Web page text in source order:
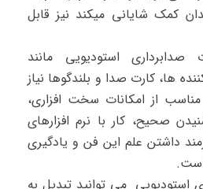
کمک شایانی میکند نیز قابل
استودیویی مانند
ها، کارت صدا و بلندگوها نیاز
از امکانات سخت افزاری،
صحیح، کار با نرم افزارهای
داشتن علم این فن و یادگیری
استودیویی می توانید تبدیل به